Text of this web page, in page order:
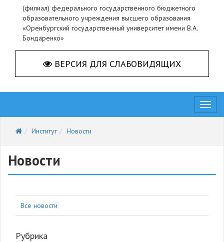
(филиал) федерального государственного бюджетного
образовательного учреждения высшего образования
«Оренбургский государственный университет имени В.А.
Бондаренко»
ВЕРСИЯ ДЛЯ СЛАБОВИДЯЩИХ
Институт
Новости
Новости
Все новости
Рубрика